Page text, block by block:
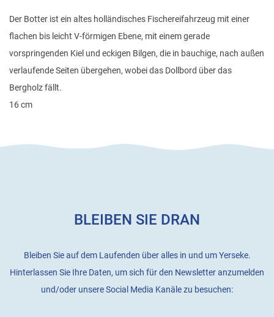
Der Botter ist ein altes holländisches Fischereifahrzeug mit einer
flachen bis leicht V-förmigen Ebene, mit einem gerade
vorspringenden Kiel und eckigen Bilgen, die in bauchige, nach außen
verlaufende Seiten übergehen, wobei das Dollbord über das
Bergholz fällt.
16 cm
BLEIBEN SIE DRAN
Bleiben Sie auf dem Laufenden über alles in und um Yerseke.
Hinterlassen Sie Ihre Daten, um sich für den Newsletter anzumelden
und/oder unsere Social Media Kanäle zu besuchen: